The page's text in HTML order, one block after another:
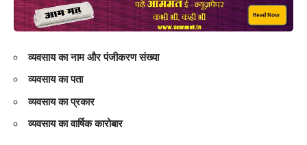
व्यवसाय का नाम और पंजीकरण संख्या
व्यवसाय का पता
व्यवसाय का प्रकार
व्यवसाय का वार्षिक कारोबार